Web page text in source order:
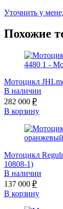
Уточнить у
Похожие
Мотоцикл
В наличии
282 000 ₽
В корзину
Мотоцикл
10808-1)
В наличии
137 000 ₽
В корзину